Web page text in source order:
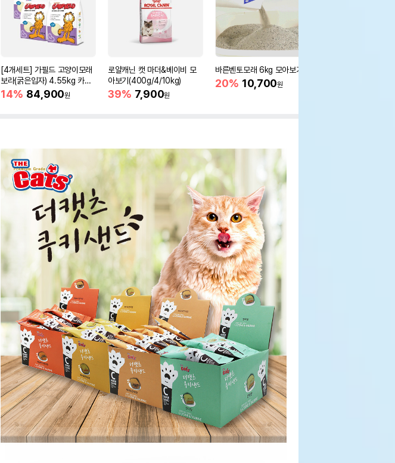
[4개세트] 가필드 고양이모래
보라(굵은입자) 4.55kg 카사
바모래
14% 84,900원
로얄캐닌 캣 마더&베이비 모
아보기(400g/4/10kg)
39% 7,900원
바른벤토모래 6kg 모아보기
20% 10,700원